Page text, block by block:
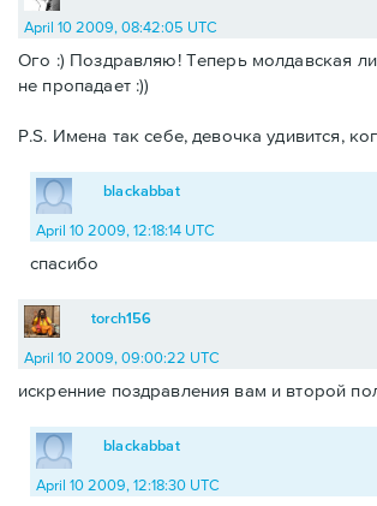
April 10 2009, 08:42:05 UTC
Ого :) Поздравляю! Теперь молдавская
не пропадает :))
P.S. Имена так себе, девочка удивится,
blackabbat
April 10 2009, 12:18:14 UTC
спасибо
torch156
April 10 2009, 09:00:22 UTC
искренние поздравления вам и второй
blackabbat
April 10 2009, 12:18:30 UTC